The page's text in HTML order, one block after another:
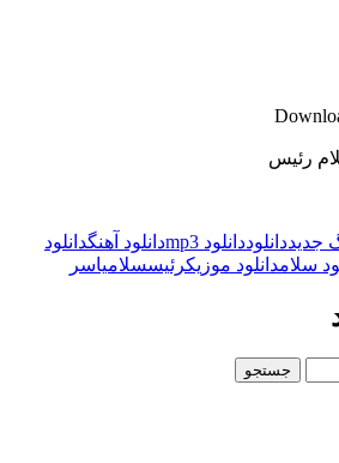
رئیس
جدیددانلوددانلود mp3 دانلود آهنگدانلود
سلامدانلود موزیکرئیسسلامیاسر